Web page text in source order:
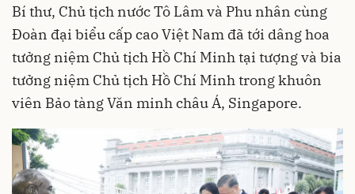
Bí thư, Chủ tịch nước Tô Lâm và Phu nhân cùng
Đoàn đại biểu cấp cao Việt Nam đã tới dâng hoa
tưởng niệm Chủ tịch Hồ Chí Minh tại tượng và bia
tưởng niệm Chủ tịch Hồ Chí Minh trong khuôn
viên Bảo tàng Văn minh châu Á, Singapore.